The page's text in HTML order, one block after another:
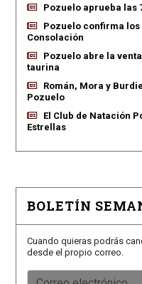
Pozuelo aprueba las
Pozuelo confirma
Consolación
Pozuelo abre la
taurina
Román, Mora y
Pozuelo
El Club de Natación
Estrellas
BOLETÍN
Cuando quieras podrás
desde el propio correo.